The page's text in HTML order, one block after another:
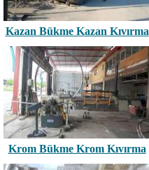
Kazan Bükme Kazan Kıvırma
Krom Bükme Krom Kıvırma